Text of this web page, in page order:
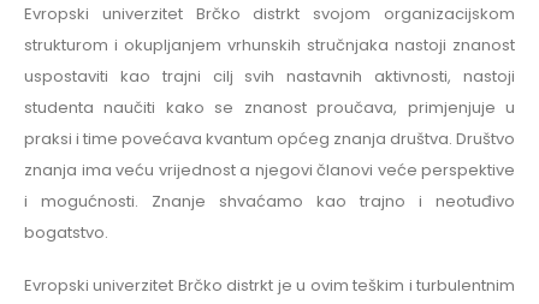
Evropski univerzitet Brčko distrkt svojom organizacijskom
strukturom i okupljanjem vrhunskih stručnjaka nastoji znanost
uspostaviti kao trajni cilj svih nastavnih aktivnosti, nastoji
studenta naučiti kako se znanost proučava, primjenjuje u
praksi i time povećava kvantum općeg znanja društva. Društvo
znanja ima veću vrijednost a njegovi članovi veće perspektive
i mogućnosti. Znanje shvaćamo kao trajno i neotuđivo
bogatstvo.
Evropski univerzitet Brčko distrkt je u ovim teškim i turbulentnim